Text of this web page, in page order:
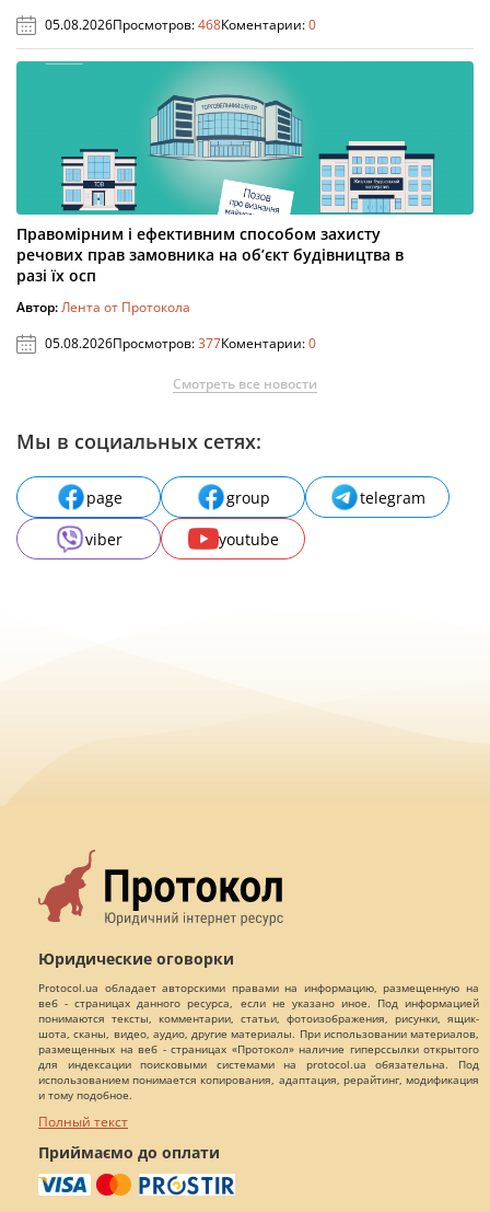
05.08.2026Просмотров:468Коментарии:0
Правомірним і ефективним способом захисту
речових прав замовника на об’єкт будівництва в
разі їх осп
Автор:Лента от Протокола
05.08.2026Просмотров:377Коментарии:0
Смотреть все новости
Мы в социальных сетях:
page group
telegram
viber
youtube
Юридические оговорки
Protocol.ua обладает авторскими правами на информацию, размещенную на
веб - страницах данного ресурса, если не указано иное. Под информацией
понимаются тексты, комментарии, статьи, фотоизображения, рисунки, ящик-
шота, сканы, видео, аудио, другие материалы. При использовании материалов,
размещенных на веб - страницах «Протокол» наличие гиперссылки открытого
для индексации поисковыми системами на protocol.ua обязательна. Под
использованием понимается копирования, адаптация, рерайтинг, модификация
и тому подобное.
Полный текст
Приймаємо до оплати